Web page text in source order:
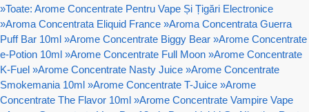
»Toate: Arome Concentrate Pentru Vape Și Țigări Electronice
»Aroma Concentrata Eliquid France »Aroma Concentrata Guerra
Puff Bar 10ml »Arome Concentrate Biggy Bear »Arome Concentrate
e-Potion 10ml »Arome Concentrate Full Moon »Arome Concentrate
K-Fuel »Arome Concentrate Nasty Juice »Arome Concentrate
Smokemania 10ml »Arome Concentrate T-Juice »Arome
Concentrate The Flavor 10ml »Arome Concentrate Vampire Vape